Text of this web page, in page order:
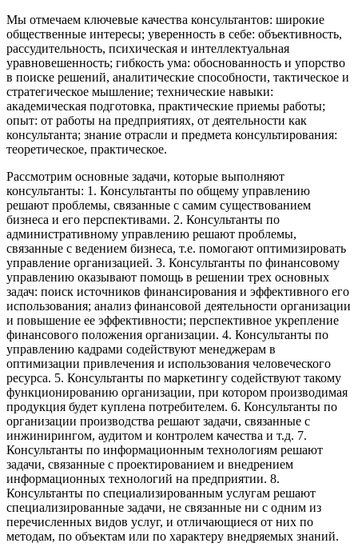
Мы отмечаем ключевые качества консультантов: широкие
общественные интересы; уверенность в себе: объективность,
рассудительность, психическая и интеллектуальная
уравновешенность; гибкость ума: обоснованность и упорство
в поиске решений, аналитические способности, тактическое и
стратегическое мышление; технические навыки:
академическая подготовка, практические приемы работы;
опыт: от работы на предприятиях, от деятельности как
консультанта; знание отрасли и предмета консультирования:
теоретическое, практическое.
Рассмотрим основные задачи, которые выполняют
консультанты: 1. Консультанты по общему управлению
решают проблемы, связанные с самим существованием
бизнеса и его перспективами. 2. Консультанты по
административному управлению решают проблемы,
связанные с ведением бизнеса, т.е. помогают оптимизировать
управление организацией. 3. Консультанты по финансовому
управлению оказывают помощь в решении трех основных
задач: поиск источников финансирования и эффективного его
использования; анализ финансовой деятельности организации
и повышение ее эффективности; перспективное укрепление
финансового положения организации. 4. Консультанты по
управлению кадрами содействуют менеджерам в
оптимизации привлечения и использования человеческого
ресурса. 5. Консультанты по маркетингу содействуют такому
функционированию организации, при котором производимая
продукция будет куплена потребителем. 6. Консультанты по
организации производства решают задачи, связанные с
инжинирингом, аудитом и контролем качества и т.д. 7.
Консультанты по информационным технологиям решают
задачи, связанные с проектированием и внедрением
информационных технологий на предприятии. 8.
Консультанты по специализированным услугам решают
специализированные задачи, не связанные ни с одним из
перечисленных видов услуг, и отличающиеся от них по
методам, по объектам или по характеру внедряемых знаний.